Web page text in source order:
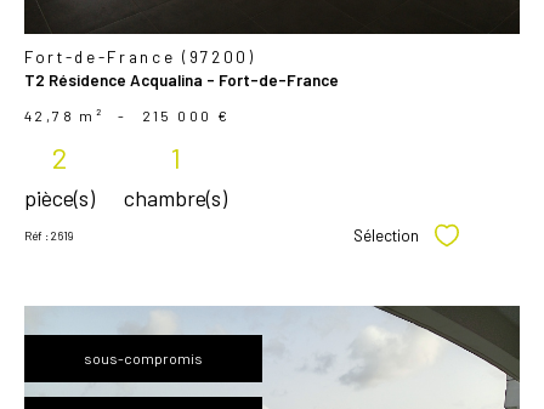
Fort-de-France (97200)
T2 Résidence Acqualina - Fort-de-France
42,78 m² - 215 000 €
2
pièce(s)
1
chambre(s)
Réf : 2619 Sélection Sélectionner
sous-compromis